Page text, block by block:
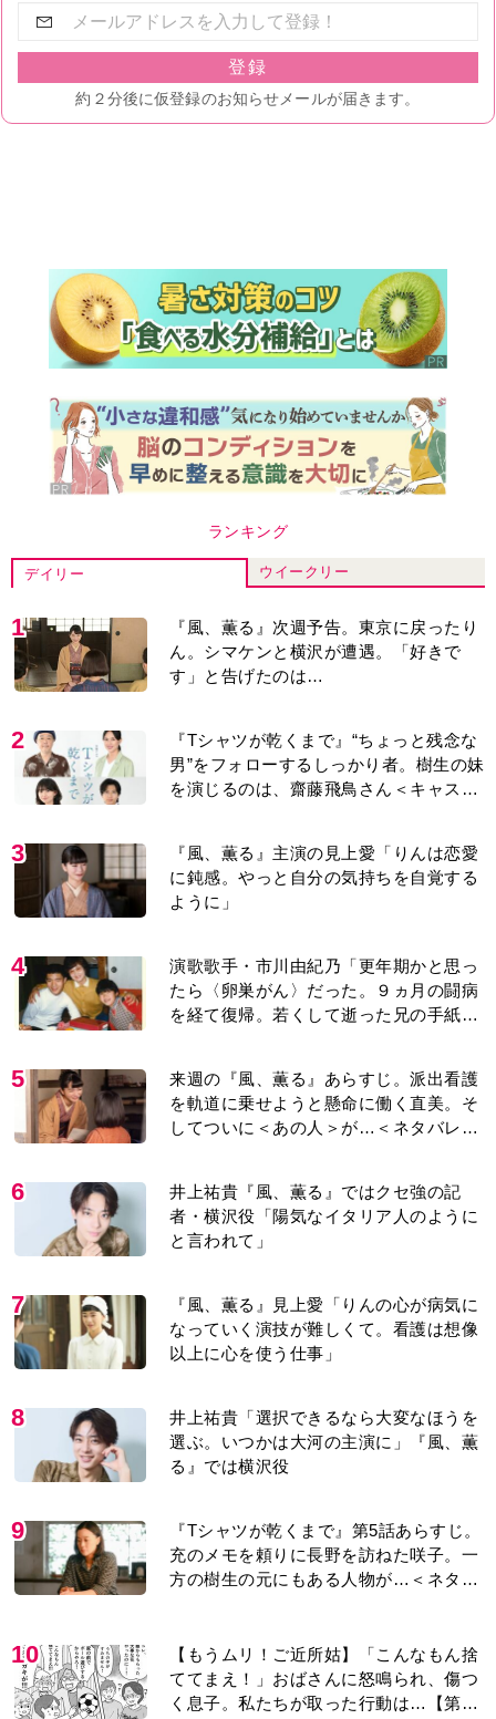
ランキング
デイリー ウイークリー
1
『風、薫る』次週予告。東京に戻ったり
ん。シマケンと横沢が遭遇。「好きで
す」と告げたのは…
2
『Tシャツが乾くまで』“ちょっと残念な
男”をフォローするしっかり者。樹生の妹
を演じるのは、齋藤飛鳥さん＜キャスト
3
『風、薫る』主演の見上愛「りんは恋愛
に鈍感。やっと自分の気持ちを自覚する
ように」
4
演歌歌手・市川由紀乃「更年期かと思っ
たら〈卵巣がん〉だった。９ヵ月の闘病
を経て復帰。若くして逝った兄の手紙を
5
来週の『風、薫る』あらすじ。派出看護
を軌道に乗せようと懸命に働く直美。そ
してついに＜あの人＞が…＜ネタバレあ
6
井上祐貴『風、薫る』ではクセ強の記
者・横沢役「陽気なイタリア人のように
と言われて」
7
『風、薫る』見上愛「りんの心が病気に
なっていく演技が難しくて。看護は想像
以上に心を使う仕事」
8
井上祐貴「選択できるなら大変なほうを
選ぶ。いつかは大河の主演に」『風、薫
る』では横沢役
9
『Tシャツが乾くまで』第5話あらすじ。
充のメモを頼りに長野を訪ねた咲子。一
方の樹生の元にもある人物が…＜ネタバ
10
【もうムリ！ご近所姑】「こんなもん捨
ててまえ！」おばさんに怒鳴られ、傷つ
く息子。私たちが取った行動は…【第3